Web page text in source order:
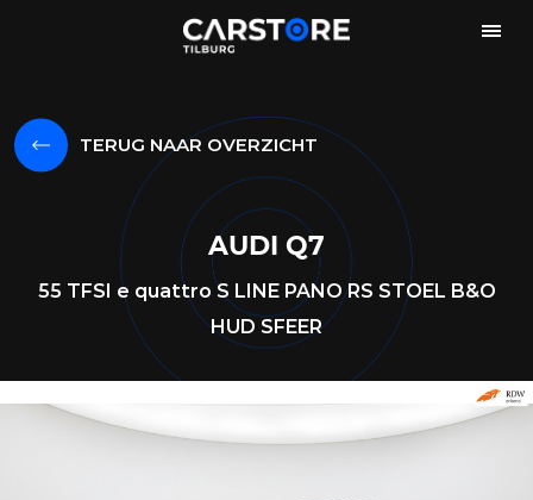
TERUG NAAR OVERZICHT
AUDI Q7
55 TFSI e quattro S LINE PANO RS STOEL B&O
HUD SFEER